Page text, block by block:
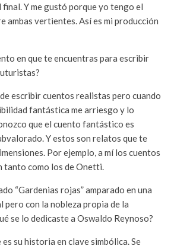
Y me gustó porque yo tengo el
ambas vertientes. Así es mi producción
en que te encuentras para escribir
escribir cuentos realistas pero cuando
fantástica me arriesgo y lo
que el cuento fantástico es
Y estos son relatos que te
Por ejemplo, a mí los cuentos
tanto como los de Onetti.
“Gardenias rojas” amparado en una
pero con la nobleza propia de la
se lo dedicaste a Oswaldo Reynoso?
su historia en clave simbólica. Se